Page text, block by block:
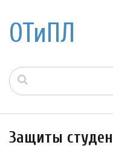
ОТиПЛ
Защиты